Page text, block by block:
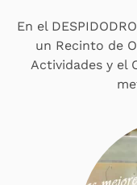
En el
un Recinto de
Actividades y el